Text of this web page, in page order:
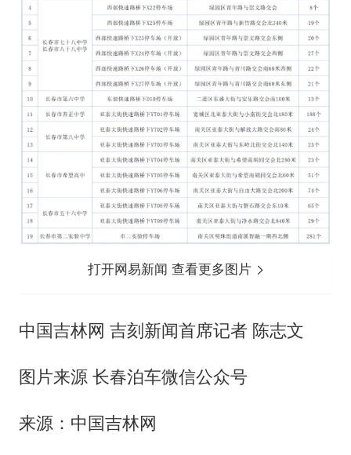
打开网易新闻 查看更多图片
中国吉林网 吉刻新闻首席记者 陈志文
图片来源 长春泊车微信公众号
来源：中国吉林网